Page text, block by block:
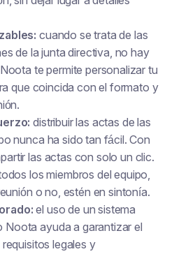
cuando se trata de las
de la junta directiva, no hay
te permite personalizar tu
que coincida con el formato y
distribuir las actas de las
nunca ha sido tan fácil. Con
las actas con solo un clic.
los miembros del equipo,
o no, estén en sintonía.
el uso de un sistema
ayuda a garantizar el
legales y